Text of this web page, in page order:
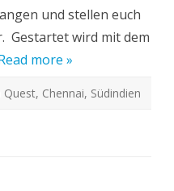
und stellen euch
Gestartet wird mit dem
more »
Quest, Chennai, Südindien